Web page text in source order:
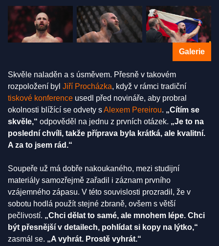
Galerie
Skvěle naladěn a s úsměvem. Přesně v takovém
rozpoložení byl Jiří Procházka, když v rámci tradiční
tiskové konference usedl před novináře, aby probral
okolnosti blížící se odvety sAlexem Pereirou. „Cítím se
skvěle,“ odpověděl na jednu z prvních otázek. „Je to na
poslední chvíli, takže příprava byla krátká, ale kvalitní.
A za to jsem rád.“
Soupeře už má dobře nakoukaného, mezi studijní
materiály samozřejmě zařadil i záznam prvního
vzájemného zápasu. V této souvislosti prozradil, že v
sobotu hodlá použít stejné zbraně, ovšem s větší
pečlivostí. „Chci dělat to samé, ale mnohem lépe. Chci
být přesnější v detailech, pohlídat si kopy na lýtko,“
zasmál se. „A vyhrát. Prostě vyhrát.“